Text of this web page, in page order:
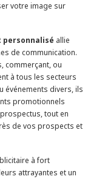
votre image sur
personnalisé allie
de communication.
commerçant, ou
à tous les secteurs
événements divers, ils
promotionnels
tout en
de vos prospects et
à fort
attrayantes et un